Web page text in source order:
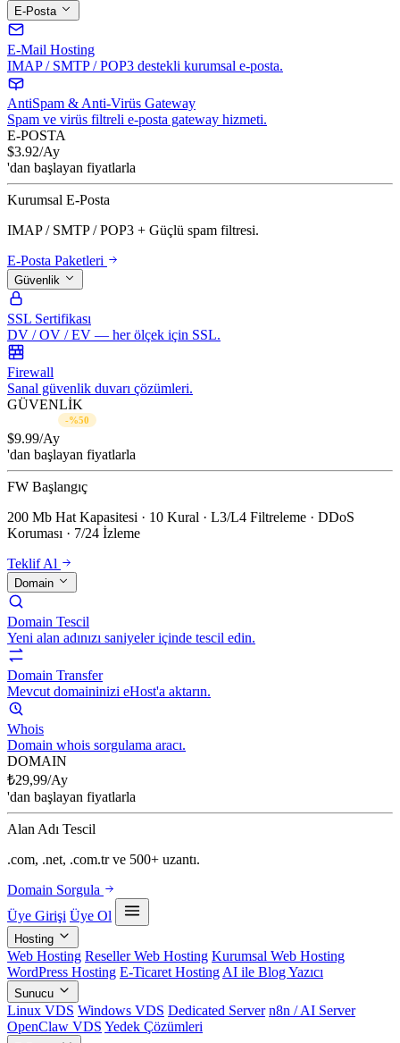
E-Posta
E-Mail Hosting
IMAP / SMTP / POP3 destekli kurumsal e-posta.
AntiSpam & Anti-Virüs Gateway
Spam ve virüs filtreli e-posta gateway hizmeti.
E-POSTA
$3.92/Ay
'dan başlayan fiyatlarla
Kurumsal E-Posta
IMAP / SMTP / POP3 + Güçlü spam filtresi.
E-Posta Paketleri
Güvenlik
SSL Sertifikası
DV / OV / EV — her ölçek için SSL.
Firewall
Sanal güvenlik duvarı çözümleri.
GÜVENLİK
-%50
$9.99/Ay
'dan başlayan fiyatlarla
FW Başlangıç
200 Mb Hat Kapasitesi · 10 Kural · L3/L4 Filtreleme · DDoS
Koruması · 7/24 İzleme
Teklif Al
Domain
Domain Tescil
Yeni alan adınızı saniyeler içinde tescil edin.
Domain Transfer
Mevcut domaininizi eHost'a aktarın.
Whois
Domain whois sorgulama aracı.
DOMAIN
₺29,99/Ay
'dan başlayan fiyatlarla
Alan Adı Tescil
.com, .net, .com.tr ve 500+ uzantı.
Domain Sorgula
Üye Girişi Üye Ol
Hosting
Web Hosting Reseller Web Hosting Kurumsal Web Hosting
WordPress Hosting E-Ticaret Hosting AI ile Blog Yazıcı
Sunucu
Linux VDS Windows VDS Dedicated Server n8n / AI Server
OpenClaw VDS Yedek Çözümleri